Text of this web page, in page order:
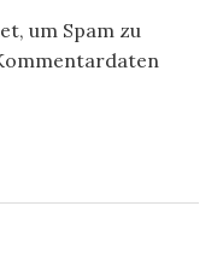
um Spam zu